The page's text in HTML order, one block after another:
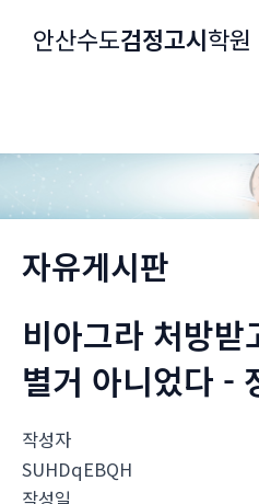
너
기
안산수도검정고시학원
자유게시판
비아그라 처방
별거 아니었다 -
작성자
SUHDqEBQH